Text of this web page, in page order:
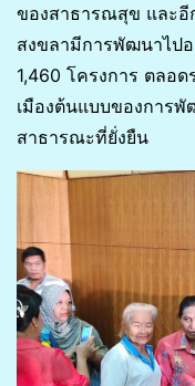
ของสาธารณสุข และอี
สงขลามีการพัฒนาไปอ
1,460 โครงการ ตลอด
เมืองต้นแบบของการ
สาธารณะที่ยั่งยืน